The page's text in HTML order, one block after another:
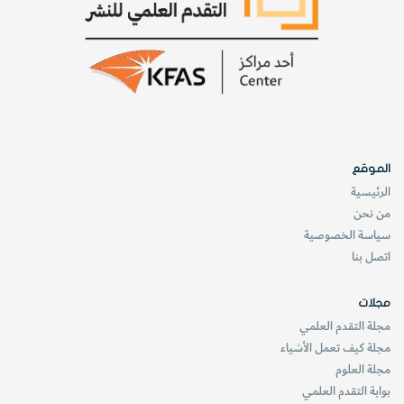
الموقع
الرئيسية
من نحن
سياسة الخصوصية
اتصل بنا
مجلات
مجلة التقدم العلمي
مجلة كيف تعمل الأشياء
مجلة العلوم
بوابة التقدم العلمي